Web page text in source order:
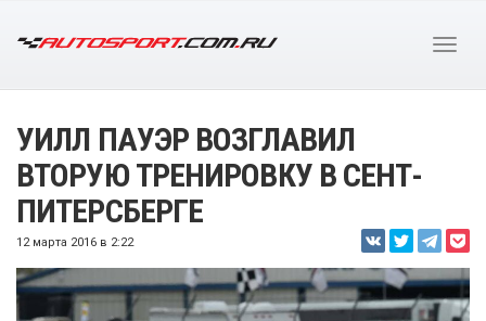
УИЛЛ ПАУЭР ВОЗГЛАВИЛ
ВТОРУЮ ТРЕНИРОВКУ В СЕНТ-
ПИТЕРСБЕРГЕ
12 марта 2016 в 2:22